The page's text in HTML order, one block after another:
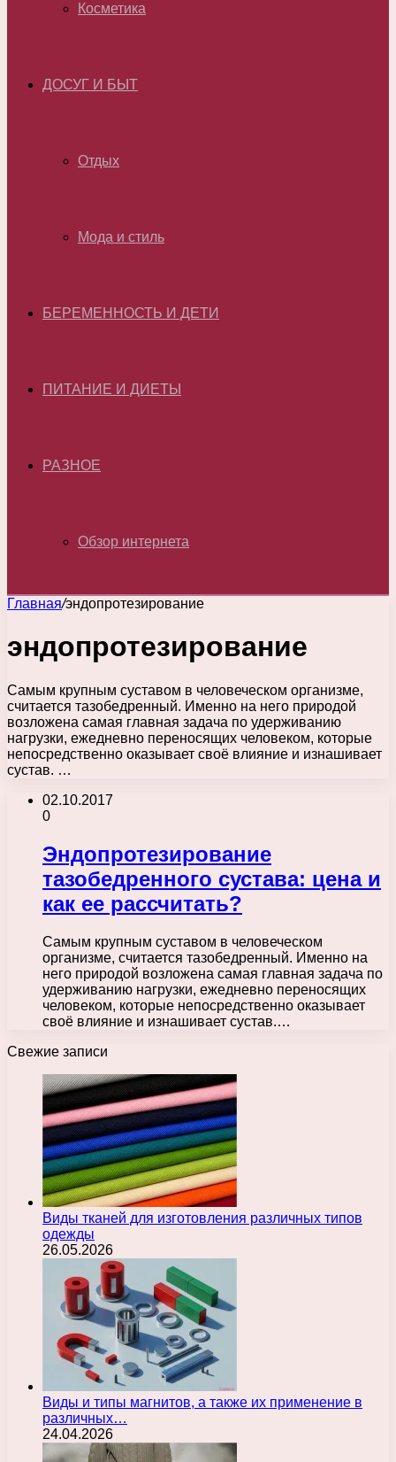
Косметика
ДОСУГ И БЫТ
Отдых
Мода и стиль
БЕРЕМЕННОСТЬ И ДЕТИ
ПИТАНИЕ И ДИЕТЫ
РАЗНОЕ
Обзор интернета
Главная/эндопротезирование
эндопротезирование
Самым крупным суставом в человеческом организме,
считается тазобедренный. Именно на него природой
возложена самая главная задача по удерживанию
нагрузки, ежедневно переносящих человеком, которые
непосредственно оказывает своё влияние и изнашивает
сустав. …
02.10.2017
0
Эндопротезирование
тазобедренного сустава: цена и
как ее рассчитать?
Самым крупным суставом в человеческом
организме, считается тазобедренный. Именно на
него природой возложена самая главная задача по
удерживанию нагрузки, ежедневно переносящих
человеком, которые непосредственно оказывает
своё влияние и изнашивает сустав.…
Свежие записи
Виды тканей для изготовления различных типов
одежды
26.05.2026
Виды и типы магнитов, а также их применение в
различных…
24.04.2026